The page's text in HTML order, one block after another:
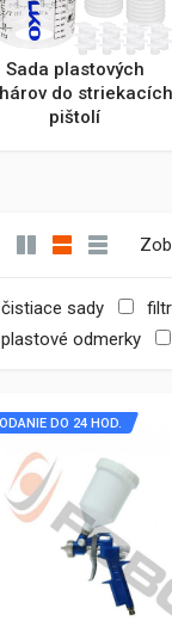
Sada plastových
do striekacích
pištolí
čistiace sady
plastové odmerky
DO 24 HOD.